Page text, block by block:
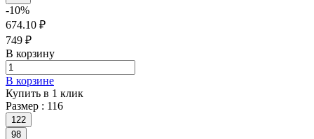
-10%
674.10 ₽
749 ₽
В корзину
В корзине
Купить в 1 клик
Размер : 116
122
98